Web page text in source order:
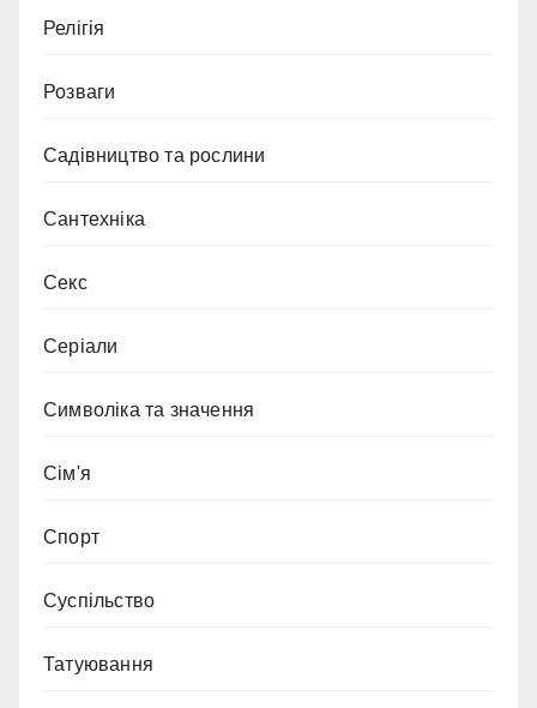
Релігія
Розваги
Садівництво та рослини
Сантехніка
Секс
Серіали
Символіка та значення
Сім'я
Спорт
Суспільство
Татуювання